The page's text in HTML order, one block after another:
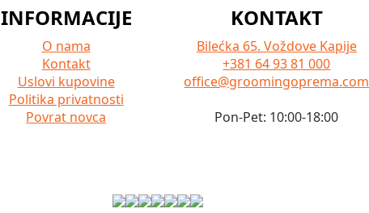
INFORMACIJE
O nama
Kontakt
Uslovi kupovine
Politika privatnosti
Povrat novca
KONTAKT
Bilećka 65. Voždove Kapije
+381 64 93 81 000
office@groomingoprema.com
Pon-Pet: 10:00-18:00